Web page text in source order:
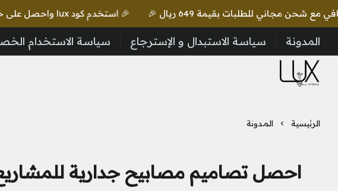
🎉 استخدم كود lux واحصل على خصم إضافي مع شحن مجاني للطلبات بقيمة 649 ريال 🎉
المدونة سياسة الاستبدال و الإسترجاع سياسة الاستخدام
LUX Lighting
الرئيسية المدونة
احصل تصاميم مصابيح جدارية